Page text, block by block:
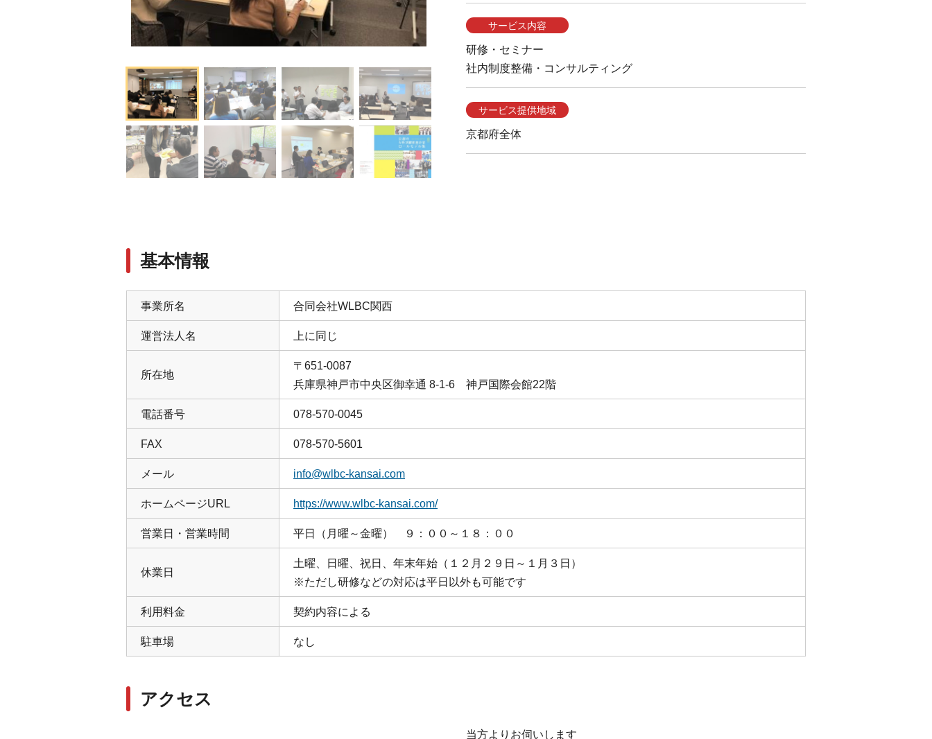
サービス内容
研修・セミナー
社内制度整備・コンサルティング
サービス提供地域
京都府全体
基本情報
事業所名 合同会社WLBC関西
運営法人名 上に同じ
所在地
〒651-0087
兵庫県神戸市中央区御幸通 8-1-6 神戸国際会館22階
電話番号 078-570-0045
FAX 078-570-5601
メール info@wlbc-kansai.com
ホームページURL https://www.wlbc-kansai.com/
営業日・営業時間 平日（月曜～金曜） ９：００～１８：００
休業日
土曜、日曜、祝日、年末年始（１２月２９日～１月３日）
※ただし研修などの対応は平日以外も可能です
利用料金 契約内容による
駐車場 なし
アクセス
当方よりお伺いします